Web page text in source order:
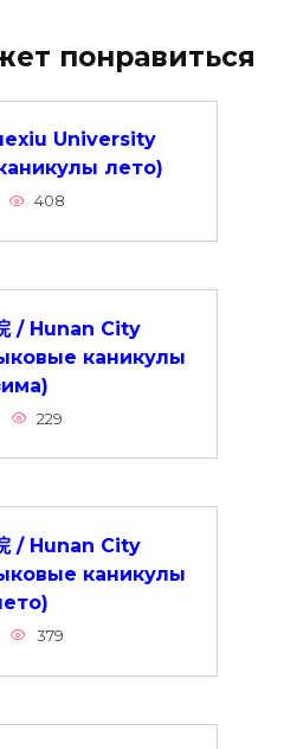
понравиться
University
лето)
408
/ Hunan City
каникулы
229
/ Hunan City
каникулы
379